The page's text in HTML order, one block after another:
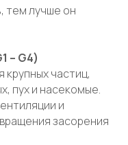
тем лучше он
– G4)
крупных частиц,
пух и насекомые.
и
засорения